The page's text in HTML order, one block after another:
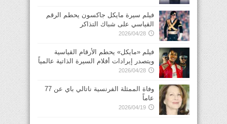
فيلم سيرة مايكل جاكسون يحطم الرقم
القياسي على شباك التذاكر
2026/04/28
فيلم «مايكل» يحطم الأرقام القياسية
ويتصدر إيرادات أفلام السيرة الذاتية عالمياً
2026/04/28
وفاة الممثلة الفرنسية ناتالي باي عن 77
عاماً
2026/04/19